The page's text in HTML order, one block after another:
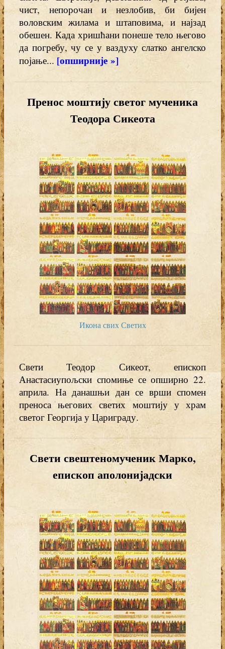
чист, непорочан и незлобив, би бијен
воловским жилама и штаповима, и најзад
обешен. Када хришћани понеше тело његово
да погребу, чу се у ваздуху слатко ангелско
појање... [опширније »]
Пренос моштију светог мученика
Теодора Сикеота
Икона свих Светих
Свети Теодор Сикеот, епископ
Анастасиупољски спомиње се опширно 22.
априла. На данашњи дан се врши спомен
преноса његових светих моштију у храм
светог Георгија у Цариграду.
Свети свештеномученик Марко,
епископ аполонијадски